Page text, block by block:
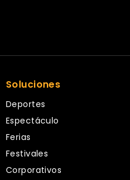
Soluciones
Deportes
Espectáculo
Ferias
Festivales
Corporativos